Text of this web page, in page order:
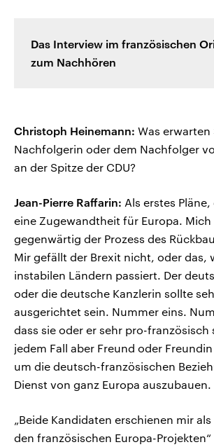
Das Interview im französischen
zum Nachhören
Christoph Heinemann: Was erwarten
Nachfolgerin oder dem Nachfolger
an der Spitze der CDU?
Jean-Pierre Raffarin: Als erstes
eine Zugewandtheit für Europa.
gegenwärtig der Prozess des
Mir gefällt der Brexit nicht, oder das,
instabilen Ländern passiert. Der
oder die deutsche Kanzlerin sollte
ausgerichtet sein. Nummer eins.
dass sie oder er sehr pro-französisch
jedem Fall aber Freund oder
um die deutsch-französischen
Dienst von ganz Europa auszubauen.
„Beide Kandidaten erschienen mir
den französischen Europa-Projekten“